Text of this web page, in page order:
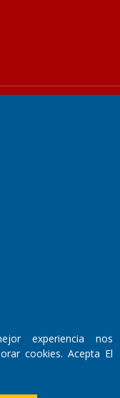
experiencia nos
cookies. Acepta El